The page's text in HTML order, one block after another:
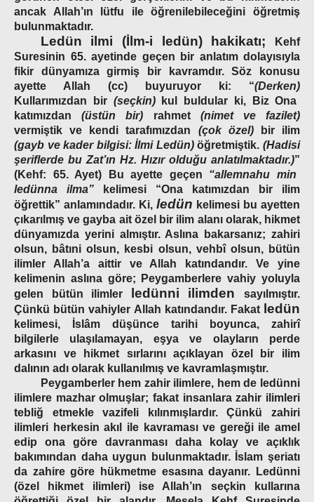
ancak Allah’ın lütfu ile öğrenilebileceğini öğretmiş
bulunmaktadır.
Ledün ilmi (İlm-i ledün) hakikatı;
Kehf
Suresinin 65. ayetinde geçen bir anlatım dolayısıyla
fikir dünyamıza girmiş bir kavramdır. Söz konusu
ayette Allah (cc) buyuruyor ki: “(Derken)
Kullarımızdan bir (seçkin)kul buldular ki, Biz Ona
katımızdan(üstün bir) rahmet (nimet ve fazilet)
vermiştik ve kendi tarafımızdan (çok özel)bir ilim
(gayb ve kader bilgisi: İlmi Ledün)öğretmiştik.(Hadisi
şeriflerde bu Zat’ın Hz. Hızır olduğu anlatılmaktadır.)”
(Kehf: 65. Ayet) Bu ayette geçen “allemnahu min
ledünna ilma”
kelimesi “Ona katımızdan bir ilim
öğrettik” anlamındadır. Ki, ledün kelimesi bu ayetten
çıkarılmış ve gayba ait özel bir ilim alanı olarak, hikmet
dünyamızda yerini almıştır. Aslına bakarsanız; zahiri
olsun, bâtıni olsun, kesbi olsun, vehbî olsun, bütün
ilimler Allah’a aittir ve Allah katındandır. Ve yine
kelimenin aslına göre; Peygamberlere vahiy yoluyla
gelen bütün ilimler
ledünni ilimdensayılmıştır.
Çünkü bütün vahiyler Allah katındandır. Fakat ledün
kelimesi, İslâm düşünce tarihi boyunca, zahirî
bilgilerle ulaşılamayan, eşya ve olayların perde
arkasını ve hikmet sırlarını açıklayan özel bir ilim
dalının adı olarak kullanılmış ve kavramlaşmıştır.
Peygamberler hem zahir ilimlere, hem de ledünni
ilimlere mazhar olmuşlar; fakat insanlara zahir ilimleri
tebliğ etmekle vazifeli kılınmışlardır. Çünkü zahiri
ilimleri herkesin akıl ile kavraması ve gereği ile amel
edip ona göre davranması daha kolay ve açıklık
bakımından daha uygun bulunmaktadır. İslam şeriatı
da zahire göre hükmetme esasına dayanır. Ledünni
(özel hikmet ilimleri) ise Allah’ın seçkin kullarına